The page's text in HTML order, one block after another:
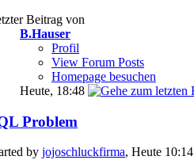
Beitrag von
B.Hauser
Profil
View Forum Posts
Homepage besuchen
Heute, 18:48
Problem
by jojoschluckfirma, Heute 10:14